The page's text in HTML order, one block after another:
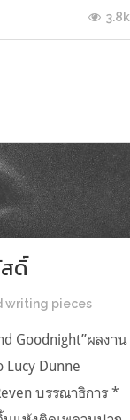
หน หรืออยากจะได้
ใจจากที่ตัวเองเรียน
3.8k
ดิ์
writing pieces
Goodnight”ผลงาน
Lucy Dunne
บรรณาธิการ *